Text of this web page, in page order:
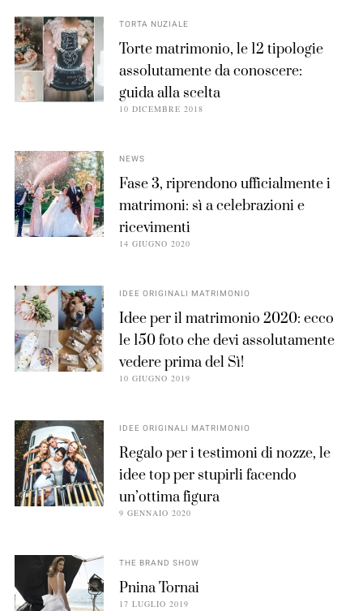
TORTA NUZIALE
Torte matrimonio, le 12 tipologie
assolutamente da conoscere:
guida alla scelta
10 DICEMBRE 2018
NEWS
Fase 3, riprendono ufficialmente i
matrimoni: sì a celebrazioni e
ricevimenti
14 GIUGNO 2020
IDEE ORIGINALI MATRIMONIO
Idee per il matrimonio 2020: ecco
le 150 foto che devi assolutamente
vedere prima del Sì!
10 GIUGNO 2019
IDEE ORIGINALI MATRIMONIO
Regalo per i testimoni di nozze, le
idee top per stupirli facendo
un’ottima figura
9 GENNAIO 2020
THE BRAND SHOW
Pnina Tornai
17 LUGLIO 2019